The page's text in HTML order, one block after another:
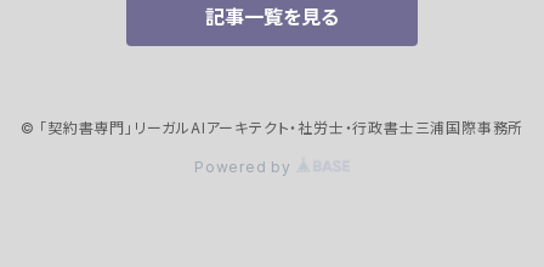
記事一覧を見る
© 「契約書専門」リーガルAIアーキテクト・社労士・行政書士三浦国際事務所
Powered by